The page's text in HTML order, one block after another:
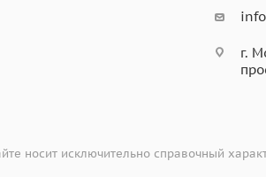
г.
носит исключительно справочный